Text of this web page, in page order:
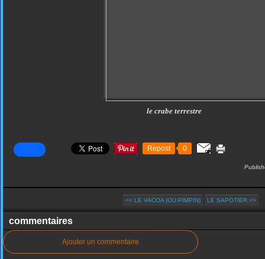
le crabe terrestre
Repost 0
<< LE VACOA (OU PIMPIN) LE SAPOTIER >>
commentaires
Ajouter un commentaire